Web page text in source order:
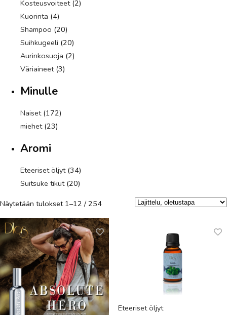
Kosteusvoiteet (2)
Kuorinta (4)
Shampoo (20)
Suihkugeeli (20)
Aurinkosuoja (2)
Väriaineet (3)
Minulle
Naiset (172)
miehet (23)
Aromi
Eteeriset öljyt (34)
Suitsuke tikut (20)
Näytetään tulokset 1–12 / 254
Eteeriset öljyt